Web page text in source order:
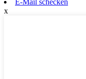
E-Mail schécken
x